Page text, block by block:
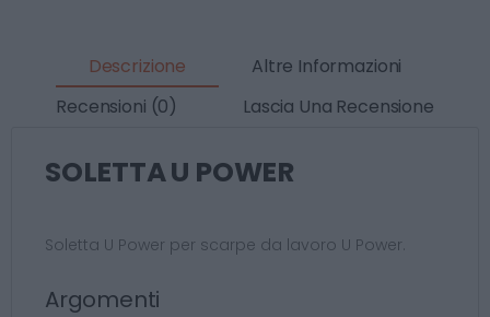
Descrizione
Altre Informazioni
Recensioni (0)
Lascia Una Recensione
SOLETTA U POWER
Soletta U Power per scarpe da lavoro U Power.
Argomenti